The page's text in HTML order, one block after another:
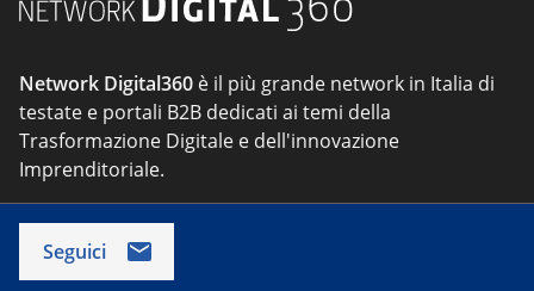
Network Digital360 è il più grande network in Italia di
testate e portali B2B dedicati ai temi della
Trasformazione Digitale e dell'innovazione
Imprenditoriale.
Seguici